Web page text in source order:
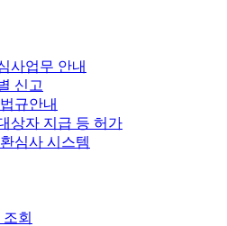
사업무 안내
신고
규안내
상자 지급 등 허가
심사 시스템
회